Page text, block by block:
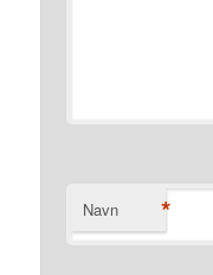
Navn *